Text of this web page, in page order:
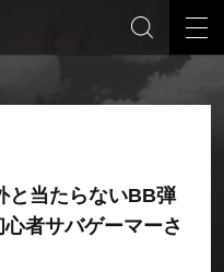
と当たらないBB弾
者サバゲーマーさ